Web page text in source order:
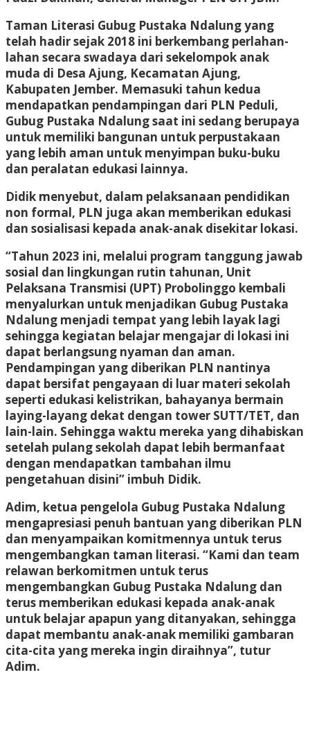
Taman Literasi Gubug Pustaka Ndalung yang
telah hadir sejak 2018 ini berkembang perlahan-
lahan secara swadaya dari sekelompok anak
muda di Desa Ajung, Kecamatan Ajung,
Kabupaten Jember. Memasuki tahun kedua
mendapatkan pendampingan dari PLN Peduli,
Gubug Pustaka Ndalung saat ini sedang berupaya
untuk memiliki bangunan untuk perpustakaan
yang lebih aman untuk menyimpan buku-buku
dan peralatan edukasi lainnya.
Didik menyebut, dalam pelaksanaan pendidikan
non formal, PLN juga akan memberikan edukasi
dan sosialisasi kepada anak-anak disekitar lokasi.
“Tahun 2023 ini, melalui program tanggung jawab
sosial dan lingkungan rutin tahunan, Unit
Pelaksana Transmisi (UPT) Probolinggo kembali
menyalurkan untuk menjadikan Gubug Pustaka
Ndalung menjadi tempat yang lebih layak lagi
sehingga kegiatan belajar mengajar di lokasi ini
dapat berlangsung nyaman dan aman.
Pendampingan yang diberikan PLN nantinya
dapat bersifat pengayaan di luar materi sekolah
seperti edukasi kelistrikan, bahayanya bermain
laying-layang dekat dengan tower SUTT/TET, dan
lain-lain. Sehingga waktu mereka yang dihabiskan
setelah pulang sekolah dapat lebih bermanfaat
dengan mendapatkan tambahan ilmu
pengetahuan disini” imbuh Didik.
Adim, ketua pengelola Gubug Pustaka Ndalung
mengapresiasi penuh bantuan yang diberikan PLN
dan menyampaikan komitmennya untuk terus
mengembangkan taman literasi. “Kami dan team
relawan berkomitmen untuk terus
mengembangkan Gubug Pustaka Ndalung dan
terus memberikan edukasi kepada anak-anak
untuk belajar apapun yang ditanyakan, sehingga
dapat membantu anak-anak memiliki gambaran
cita-cita yang mereka ingin diraihnya”, tutur
Adim.